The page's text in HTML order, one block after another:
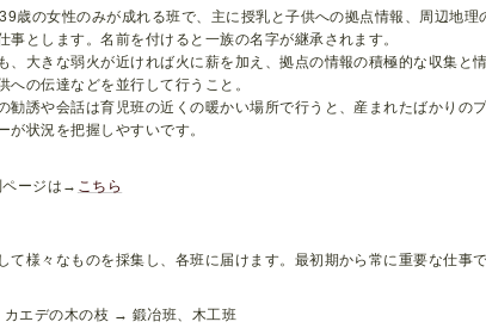
歳の女性のみが成れる班で、主に授乳と子供への拠点情報、周辺地理
事とします。名前を付けると一族の名字が継承されます。
、大きな弱火が近ければ火に薪を加え、拠点の情報の積極的な収集と
への伝達などを並行して行うこと。
勧誘や会話は育児班の近くの暖かい場所で行うと、産まれたばかりの
が状況を把握しやすいです。
ページは→ こちら
て様々なものを採集し、各班に届けます。最初期から常に重要な仕事で
カエデの木の枝 → 鍛冶班、木工班